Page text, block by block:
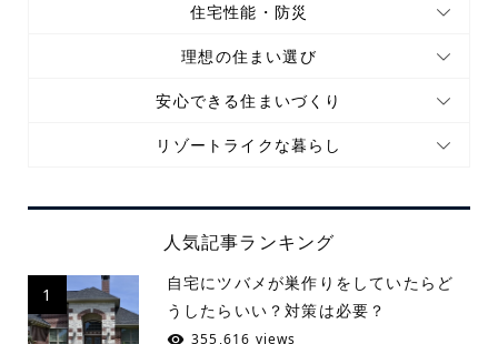
住宅性能・防災
理想の住まい選び
安心できる住まいづくり
リゾートライクな暮らし
人気記事ランキング
1
自宅にツバメが巣作りをしていたらど
うしたらいい？対策は必要？
355,616 views